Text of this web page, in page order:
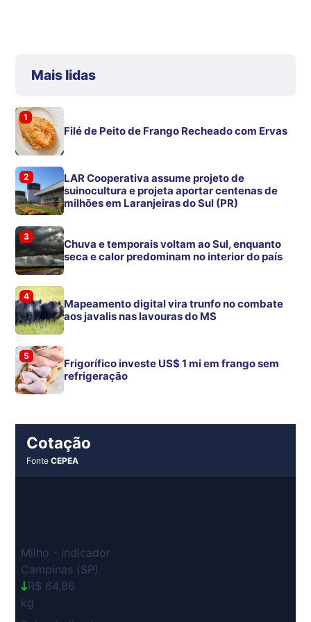
Mais lidas
1
Filé de Peito de Frango Recheado com Ervas
2
LAR Cooperativa assume projeto de
suinocultura e projeta aportar centenas de
milhões em Laranjeiras do Sul (PR)
3
Chuva e temporais voltam ao Sul, enquanto
seca e calor predominam no interior do país
4
Mapeamento digital vira trunfo no combate
aos javalis nas lavouras do MS
5
Frigorífico investe US$ 1 mi em frango sem
refrigeração
Cotação
FonteCEPEA
Milho - Indicador
Campinas (SP)
R$ 64,86
kg